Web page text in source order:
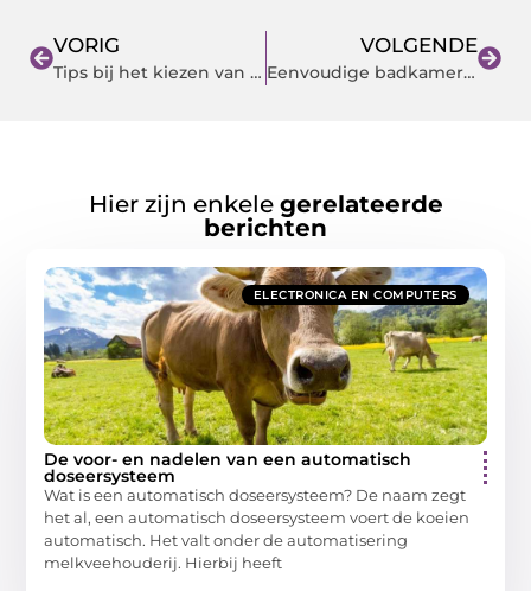
VORIG
Tips bij het kiezen van de juiste vorm en materiaal van je eettafel
VOLGENDE
Eenvoudige badkamer plafondlampen
Hier zijn enkele gerelateerde
berichten
ELECTRONICA EN COMPUTERS
De voor- en nadelen van een automatisch
doseersysteem
Wat is een automatisch doseersysteem? De naam zegt
het al, een automatisch doseersysteem voert de koeien
automatisch. Het valt onder de automatisering
melkveehouderij. Hierbij heeft